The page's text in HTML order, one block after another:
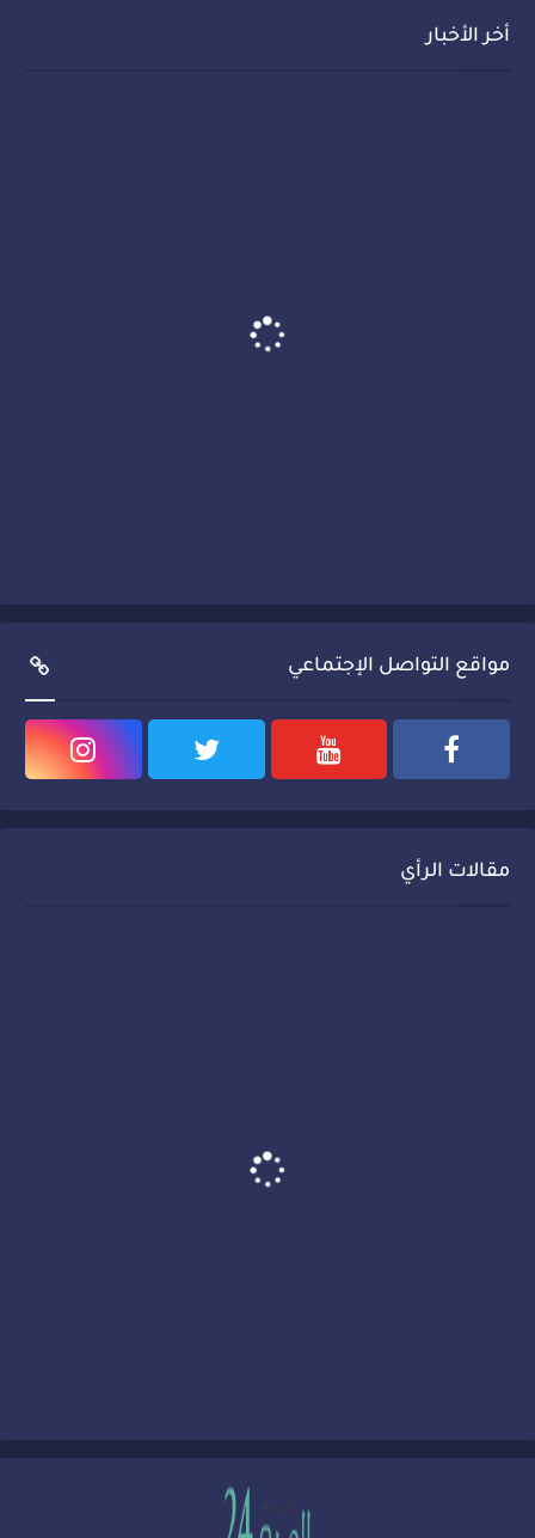
أخر الأخبار
مواقع التواصل الإجتماعي
مقالات الرأي